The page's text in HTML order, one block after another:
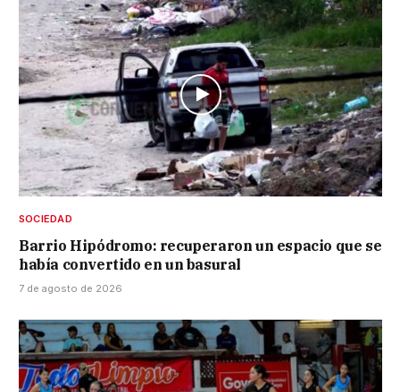
SOCIEDAD
Barrio Hipódromo: recuperaron un espacio que se
había convertido en un basural
7 de agosto de 2026